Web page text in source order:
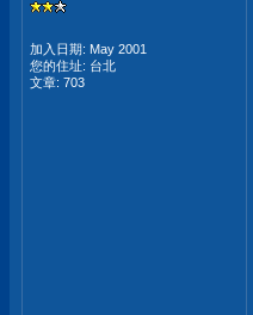
加入日期: May 2001
您的住址: 台北
文章: 703